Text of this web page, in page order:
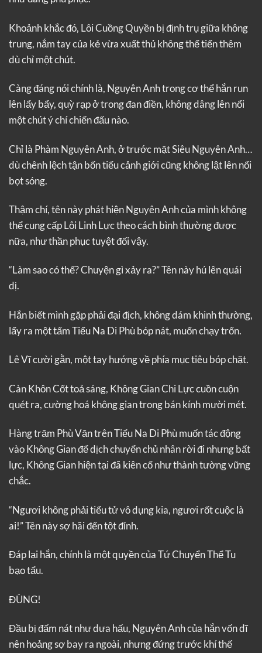
Khoảnh khắc đó, Lôi Cuồng Quyền bị định trụ giữa không
trung, nắm tay của kẻ vừa xuất thủ không thể tiến thêm
dù chỉ một chút.
Càng đáng nói chính là, Nguyên Anh trong cơ thể hắn run
lên lẩy bẩy, quỳ rạp ở trong đan điền, không dâng lên nổi
một chút ý chí chiến đấu nào.
Chỉ là Phàm Nguyên Anh, ở trước mặt Siêu Nguyên Anh…
dù chênh lệch tận bốn tiểu cảnh giới cũng không lật lên nổi
bọt sóng.
Thậm chí, tên này phát hiện Nguyên Anh của mình không
thể cung cấp Lôi Linh Lực theo cách bình thường được
nữa, như thần phục tuyệt đối vậy.
“Làm sao có thể? Chuyện gì xảy ra?” Tên này hú lên quái
dị.
Hắn biết mình gặp phải đại địch, không dám khinh thường,
lấy ra một tấm Tiểu Na Di Phù bóp nát, muốn chạy trốn.
Lê Vĩ cười gằn, một tay hướng về phía mục tiêu bóp chặt.
Càn Khôn Cốt toả sáng, Không Gian Chi Lực cuồn cuộn
quét ra, cường hoá không gian trong bán kính mười mét.
Hàng trăm Phù Văn trên Tiểu Na Di Phù muốn tác động
vào Không Gian để dịch chuyển chủ nhân rời đi nhưng bất
lực, Không Gian hiện tại đã kiên cố như thành tường vững
chắc.
“Ngươi không phải tiểu tử vô dụng kia, ngươi rốt cuộc là
ai!” Tên này sợ hãi đến tột đỉnh.
Đáp lại hắn, chính là một quyền của Tứ Chuyển Thể Tu
bạo tẩu.
ĐÙNG!
Đầu bị đấm nát như dưa hấu, Nguyên Anh của hắn vốn dĩ
nên hoảng sợ bay ra ngoài, nhưng đứng trước khí thế